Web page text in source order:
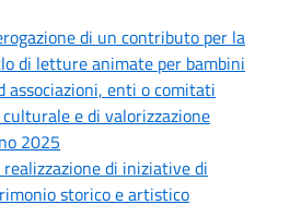
di un contributo per la
di letture animate per bambini
associazioni, enti o comitati
e di valorizzazione
2025
di iniziative di
storico e artistico